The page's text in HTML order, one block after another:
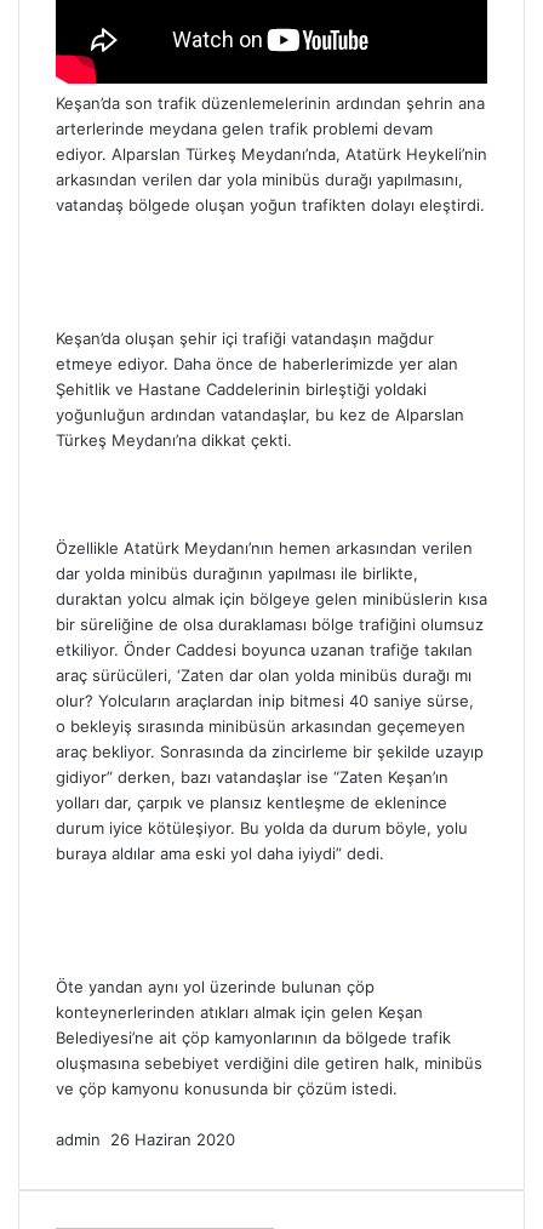
Keşan’da son trafik düzenlemelerinin ardından şehrin ana
arterlerinde meydana gelen trafik problemi devam
ediyor. Alparslan Türkeş Meydanı’nda, Atatürk Heykeli’nin
arkasından verilen dar yola minibüs durağı yapılmasını,
vatandaş bölgede oluşan yoğun trafikten dolayı eleştirdi.
Keşan’da oluşan şehir içi trafiği vatandaşın mağdur
etmeye ediyor. Daha önce de haberlerimizde yer alan
Şehitlik ve Hastane Caddelerinin birleştiği yoldaki
yoğunluğun ardından vatandaşlar, bu kez de Alparslan
Türkeş Meydanı’na dikkat çekti.
Özellikle Atatürk Meydanı’nın hemen arkasından verilen
dar yolda minibüs durağının yapılması ile birlikte,
duraktan yolcu almak için bölgeye gelen minibüslerin kısa
bir süreliğine de olsa duraklaması bölge trafiğini olumsuz
etkiliyor. Önder Caddesi boyunca uzanan trafiğe takılan
araç sürücüleri, ‘Zaten dar olan yolda minibüs durağı mı
olur? Yolcuların araçlardan inip bitmesi 40 saniye sürse,
o bekleyiş sırasında minibüsün arkasından geçemeyen
araç bekliyor. Sonrasında da zincirleme bir şekilde uzayıp
gidiyor” derken, bazı vatandaşlar ise “Zaten Keşan’ın
yolları dar, çarpık ve plansız kentleşme de eklenince
durum iyice kötüleşiyor. Bu yolda da durum böyle, yolu
buraya aldılar ama eski yol daha iyiydi” dedi.
Öte yandan aynı yol üzerinde bulunan çöp
konteynerlerinden atıkları almak için gelen Keşan
Belediyesi’ne ait çöp kamyonlarının da bölgede trafik
oluşmasına sebebiyet verdiğini dile getiren halk, minibüs
ve çöp kamyonu konusunda bir çözüm istedi.
admin
Bir
posta
26 Haziran 2020